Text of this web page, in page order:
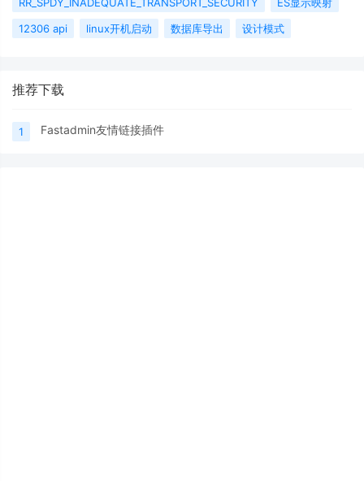
12306 api
linux开机启动 数据库导出 设计模式
推荐下载
1 Fastadmin友情链接插件